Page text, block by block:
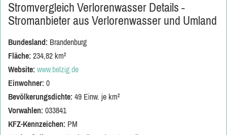
Stromvergleich Verlorenwasser Details -
Stromanbieter aus Verlorenwasser und Umland
Bundesland: Brandenburg
Fläche: 234,82 km²
Website: www.belzig.de
Einwohner: 0
Bevölkerungsdichte: 49 Einw. je km²
Vorwahlen: 033841
KFZ-Kennzeichen: PM